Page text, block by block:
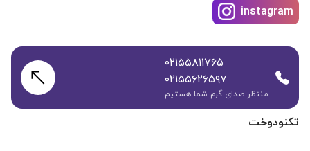
تکنودوخت
instagram
۰۲۱۵۵۸۱۱۷۶۵
۰۲۱۵۵۶۲۶۵۹۷
منتظر صدای گرم شما هستیم